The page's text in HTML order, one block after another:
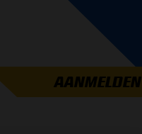
AANMELDEN